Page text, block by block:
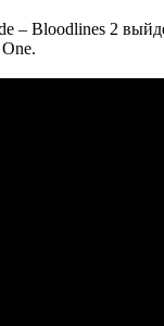
– Bloodlines 2